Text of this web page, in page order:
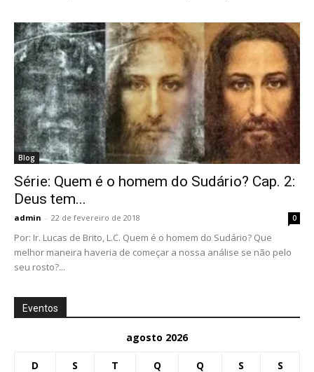
Blog
Série: Quem é o homem do Sudário? Cap. 2:
Deus tem...
admin - 22 de fevereiro de 2018 0
Por: Ir. Lucas de Brito, L.C. Quem é o homem do Sudário? Que
melhor maneira haveria de começar a nossa análise se não pelo
seu rosto?...
Eventos
agosto 2026
D S T Q Q S S